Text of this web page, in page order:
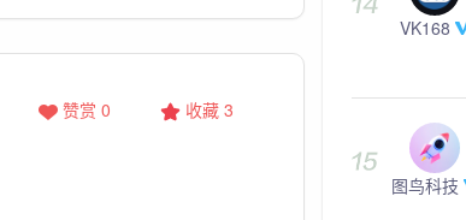
收藏 3
赞赏 0
VK168
图鸟科技